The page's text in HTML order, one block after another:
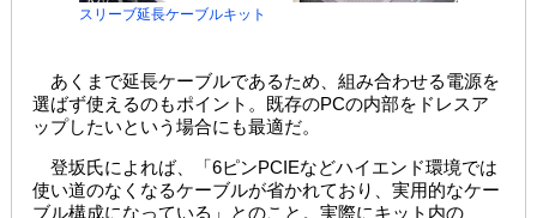
スリーブ延長ケーブルキット
あくまで延長ケーブルであるため、組み合わせる電源を
選ばず使えるのもポイント。既存のPCの内部をドレスア
ップしたいという場合にも最適だ。
登坂氏によれば、「6ピンPCIEなどハイエンド環境では
使い道のなくなるケーブルが省かれており、実用的なケー
ブル構成になっている」とのこと。実際にキット内の